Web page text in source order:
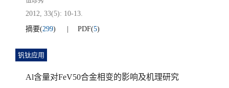
2012, 33(5): 10-13.
摘要(299) PDF(5)
钒钛应用
Al含量对FeV50合金相变的影响及机理研究